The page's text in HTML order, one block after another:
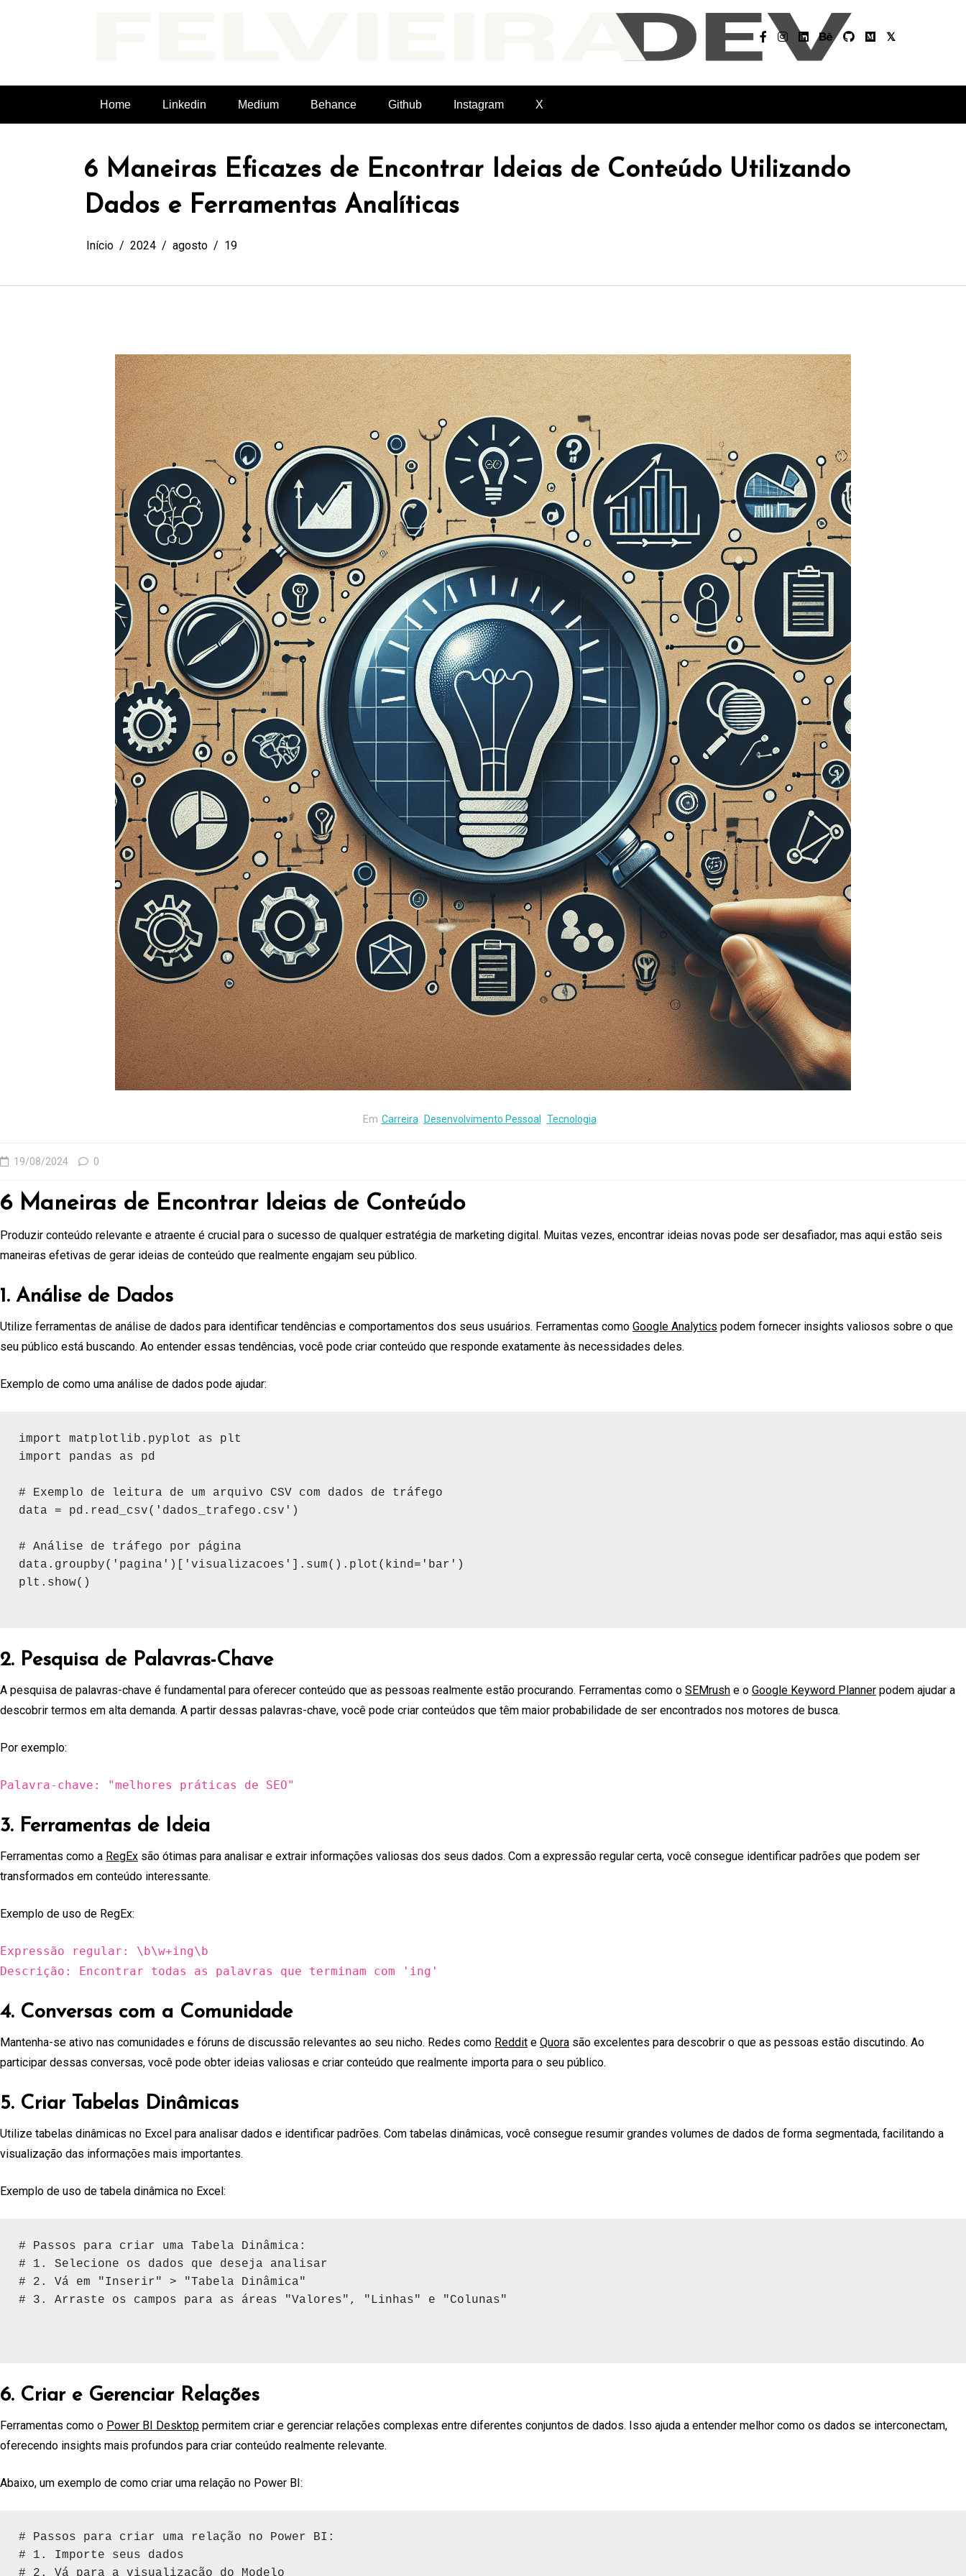
Home Linkedin Medium Behance Github Instagram X
6 Maneiras Eficazes de Encontrar Ideias de Conteúdo Utilizando
Dados e Ferramentas Analíticas
Início 2024 agosto 19
Em Carreira Desenvolvimento Pessoal Tecnologia
19/08/2024 0
6 Maneiras de Encontrar Ideias de Conteúdo
Produzir conteúdo relevante e atraente é crucial para o sucesso de qualquer estratégia de marketing digital. Muitas vezes, encontrar ideias novas pode ser desafiador, mas aqui estão seis
maneiras efetivas de gerar ideias de conteúdo que realmente engajam seu público.
1. Análise de Dados
Utilize ferramentas de análise de dados para identificar tendências e comportamentos dos seus usuários. Ferramentas como Google Analytics podem fornecer insights valiosos sobre o que
seu público está buscando. Ao entender essas tendências, você pode criar conteúdo que responde exatamente às necessidades deles.
Exemplo de como uma análise de dados pode ajudar:
import matplotlib.pyplot as plt
import pandas as pd
# Exemplo de leitura de um arquivo CSV com dados de tráfego
data = pd.read_csv('dados_trafego.csv')
# Análise de tráfego por página
data.groupby('pagina')['visualizacoes'].sum().plot(kind='bar')
plt.show()
2. Pesquisa de Palavras-Chave
A pesquisa de palavras-chave é fundamental para oferecer conteúdo que as pessoas realmente estão procurando. Ferramentas como o SEMrush e o Google Keyword Planner podem ajudar a
descobrir termos em alta demanda. A partir dessas palavras-chave, você pode criar conteúdos que têm maior probabilidade de ser encontrados nos motores de busca.
Por exemplo:
Palavra-chave: "melhores práticas de SEO"
3. Ferramentas de Ideia
Ferramentas como a RegEx são ótimas para analisar e extrair informações valiosas dos seus dados. Com a expressão regular certa, você consegue identificar padrões que podem ser
transformados em conteúdo interessante.
Exemplo de uso de RegEx:
Expressão regular: \b\w+ing\b
Descrição: Encontrar todas as palavras que terminam com 'ing'
4. Conversas com a Comunidade
Mantenha-se ativo nas comunidades e fóruns de discussão relevantes ao seu nicho. Redes como Reddit e Quora são excelentes para descobrir o que as pessoas estão discutindo. Ao
participar dessas conversas, você pode obter ideias valiosas e criar conteúdo que realmente importa para o seu público.
5. Criar Tabelas Dinâmicas
Utilize tabelas dinâmicas no Excel para analisar dados e identificar padrões. Com tabelas dinâmicas, você consegue resumir grandes volumes de dados de forma segmentada, facilitando a
visualização das informações mais importantes.
Exemplo de uso de tabela dinâmica no Excel:
# Passos para criar uma Tabela Dinâmica:
# 1. Selecione os dados que deseja analisar
# 2. Vá em "Inserir" > "Tabela Dinâmica"
# 3. Arraste os campos para as áreas "Valores", "Linhas" e "Colunas"
6. Criar e Gerenciar Relações
Ferramentas como o Power BI Desktop permitem criar e gerenciar relações complexas entre diferentes conjuntos de dados. Isso ajuda a entender melhor como os dados se interconectam,
oferecendo insights mais profundos para criar conteúdo realmente relevante.
Abaixo, um exemplo de como criar uma relação no Power BI:
# Passos para criar uma relação no Power BI:
# 1. Importe seus dados
# 2. Vá para a visualização do Modelo